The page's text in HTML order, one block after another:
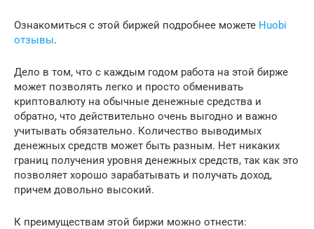
Ознакомиться с этой биржей подробнее можете Huobi
отзывы.
Дело в том, что с каждым годом работа на этой бирже
может позволять легко и просто обменивать
криптовалюту на обычные денежные средства и
обратно, что действительно очень выгодно и важно
учитывать обязательно. Количество выводимых
денежных средств может быть разным. Нет никаких
границ получения уровня денежных средств, так как это
позволяет хорошо зарабатывать и получать доход,
причем довольно высокий.
К преимуществам этой биржи можно отнести: